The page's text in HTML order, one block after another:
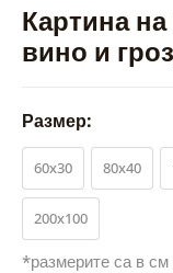
Картина
вино и
Размер:
60x30 80x40
200x100
*размерите са в